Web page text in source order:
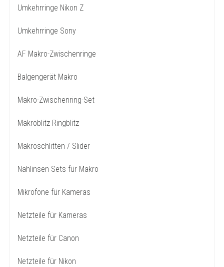
Umkehrringe Nikon Z
Umkehrringe Sony
AF Makro-Zwischenringe
Balgengerät Makro
Makro-Zwischenring-Set
Makroblitz Ringblitz
Makroschlitten / Slider
Nahlinsen Sets für Makro
Mikrofone für Kameras
Netzteile für Kameras
Netzteile für Canon
Netzteile für Nikon